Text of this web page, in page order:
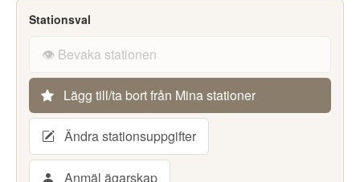
Stationsval
👁️ Bevaka stationen
Lägg till/ta bort från Mina stationer
Ändra stationsuppgifter
Anmäl ägarskap